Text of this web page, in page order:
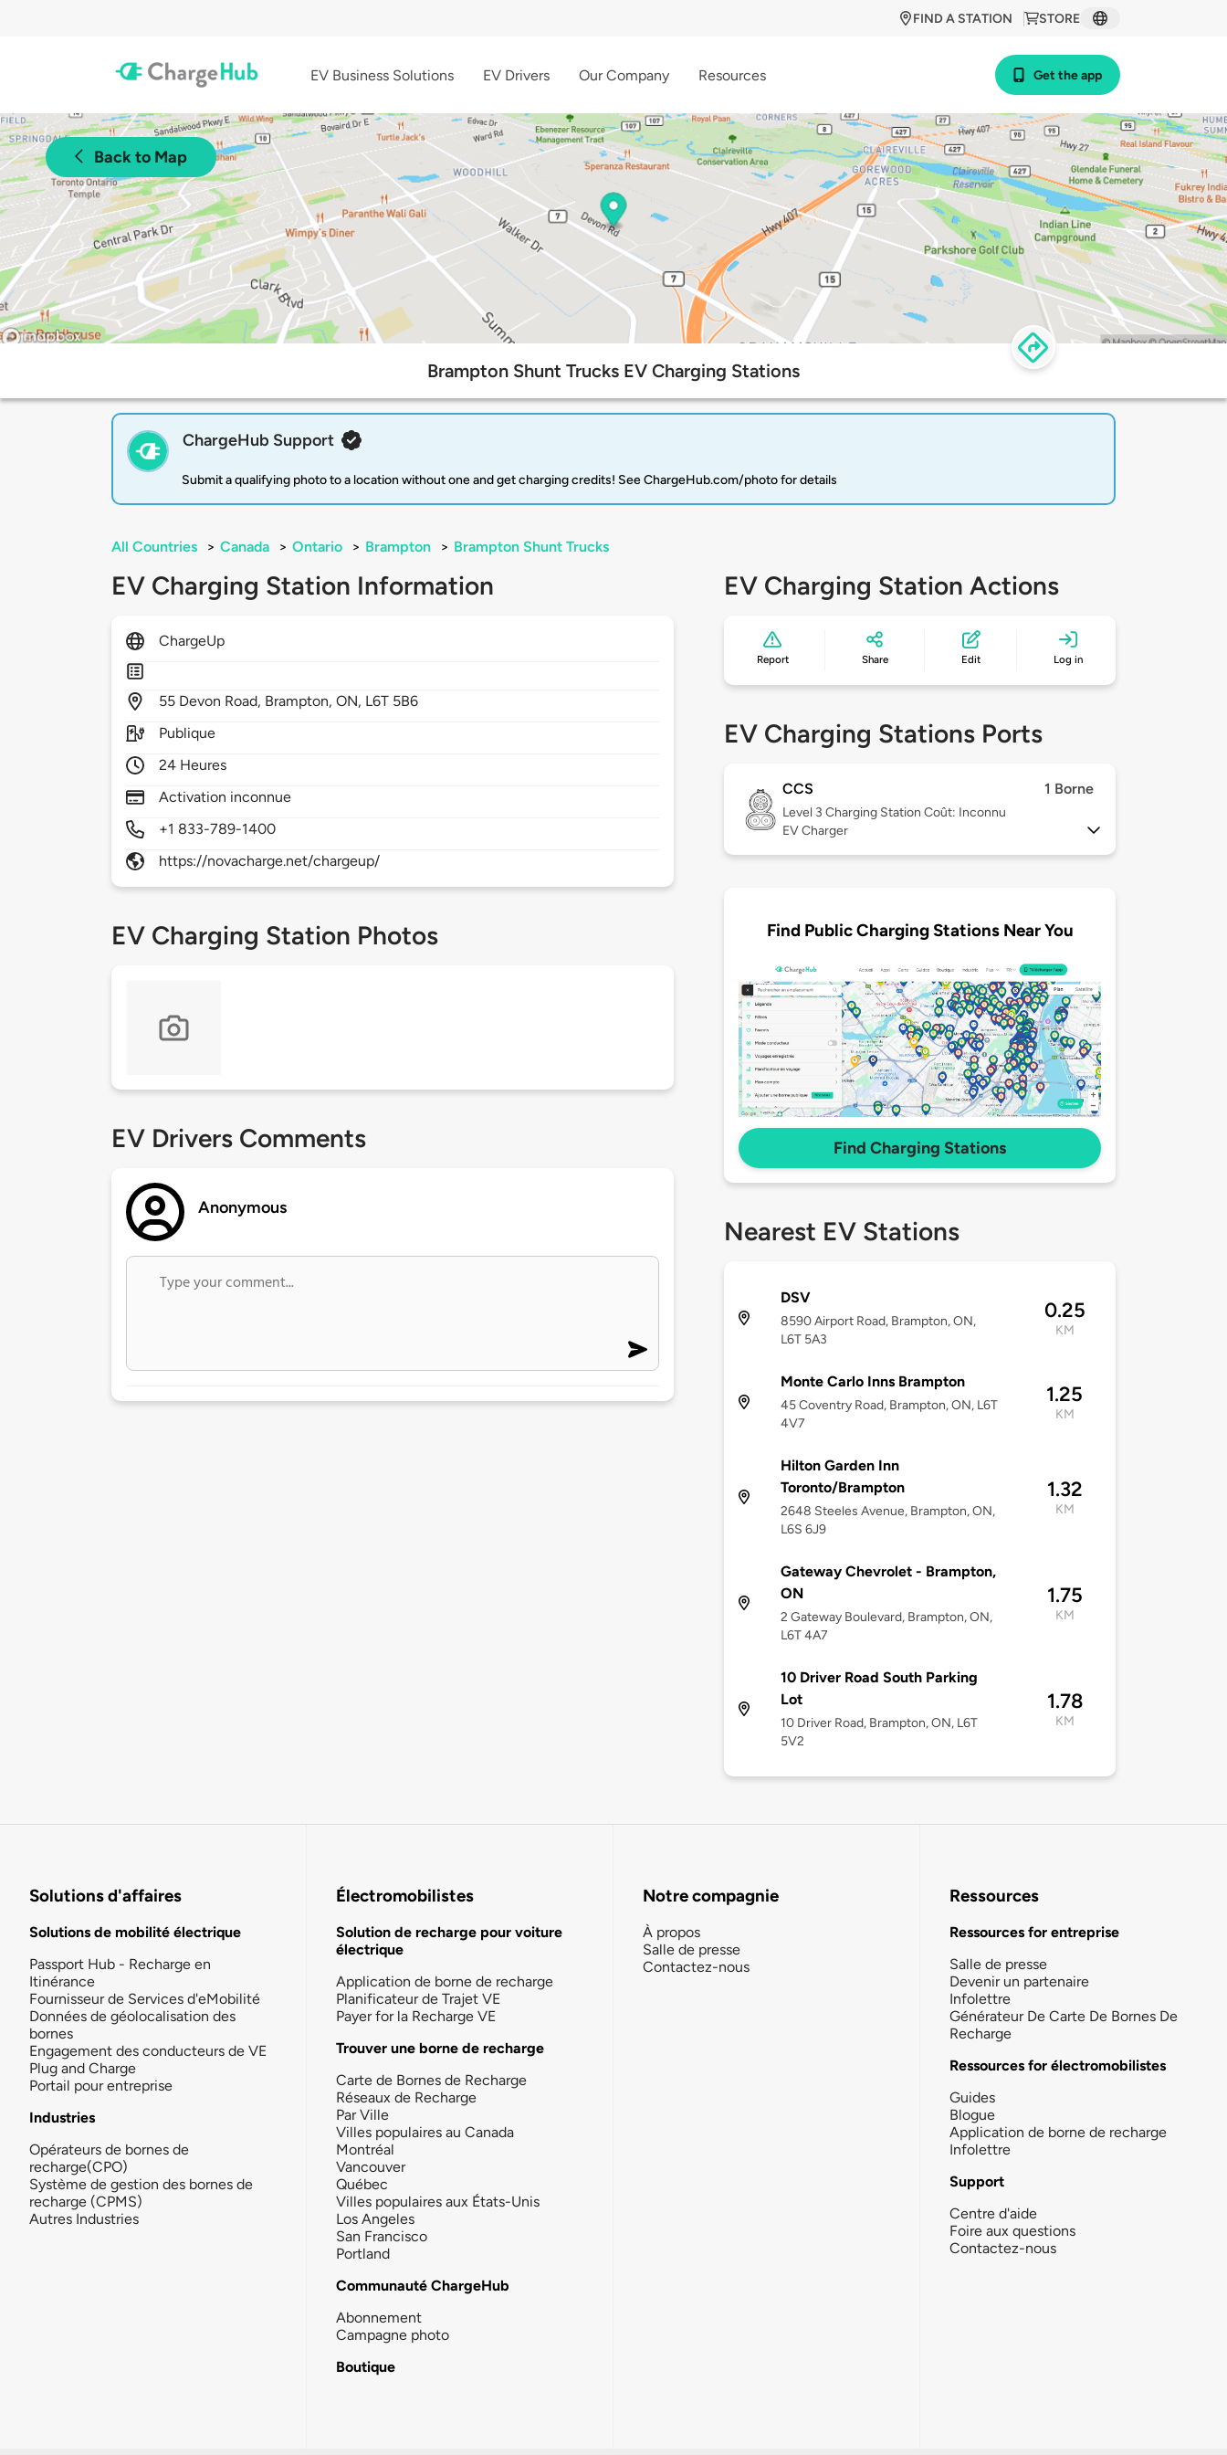
STORE
FIND A STATION
EV Business Solutions EV Drivers Our Company Resources Get the app
Back to Map
Brampton Shunt Trucks EV Charging Stations
ChargeHub Support
Submit a qualifying photo to a location without one and get charging credits! See ChargeHub.com/photo for details
All Countries > Canada > Ontario > Brampton > Brampton Shunt Trucks
EV Charging Station Information
ChargeUp
55 Devon Road, Brampton,ON, L6T 5B6
Publique
24 Heures
Activation inconnue
+1 833-789-1400
https://novacharge.net/chargeup/
EV Charging Station Photos
EV Drivers Comments
Anonymous
EV Charging Station Actions
Report Share Edit Log in
EV Charging Stations Ports
CCS 1 Borne
Level 3 Charging Station Coût: Inconnu
EV Charger
Find Public Charging Stations Near You
Find Charging Stations
Nearest EV Stations
DSV
8590 Airport Road, Brampton, ON,
L6T 5A3
0.25
KM
Monte Carlo Inns Brampton
45 Coventry Road, Brampton, ON, L6T
4V7
1.25
KM
Hilton Garden Inn
Toronto/Brampton
2648 Steeles Avenue, Brampton, ON,
L6S 6J9
1.32
KM
Gateway Chevrolet - Brampton,
ON
2 Gateway Boulevard, Brampton, ON,
L6T 4A7
1.75
KM
10 Driver Road South Parking
Lot
10 Driver Road, Brampton, ON, L6T
5V2
1.78
KM
Solutions d'affaires
Solutions de mobilité électrique
Passport Hub - Recharge en
Itinérance
Fournisseur de Services d'eMobilité
Données de géolocalisation des
bornes
Engagement des conducteurs de VE
Plug and Charge
Portail pour entreprise
Industries
Opérateurs de bornes de
recharge(CPO)
Système de gestion des bornes de
recharge (CPMS)
Autres Industries
Électromobilistes
Solution de recharge pour voiture
électrique
Application de borne de recharge
Planificateur de Trajet VE
Payer for la Recharge VE
Trouver une borne de recharge
Carte de Bornes de Recharge
Réseaux de Recharge
Par Ville
Villes populaires au Canada
Montréal
Vancouver
Québec
Villes populaires aux États-Unis
Los Angeles
San Francisco
Portland
Communauté ChargeHub
Abonnement
Campagne photo
Boutique
Notre compagnie
À propos
Salle de presse
Contactez-nous
Ressources
Ressources for entreprise
Salle de presse
Devenir un partenaire
Infolettre
Générateur De Carte De Bornes De
Recharge
Ressources for électromobilistes
Guides
Blogue
Application de borne de recharge
Infolettre
Support
Centre d'aide
Foire aux questions
Contactez-nous